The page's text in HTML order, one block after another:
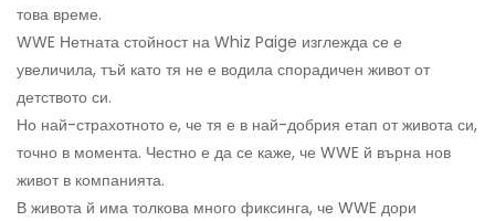
това време.
WWE Нетната стойност на Whiz Paige изглежда се е
увеличила, тъй като тя не е водила спорадичен живот от
детството си.
Но най-страхотното е, че тя е в най-добрия етап от живота си,
точно в момента. Честно е да се каже, че WWE й върна нов
живот в компанията.
В живота й има толкова много фиксинга, че WWE дори